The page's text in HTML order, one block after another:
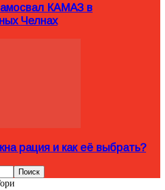
КАМАЗ в
Челнах
рация и как её выбрать?